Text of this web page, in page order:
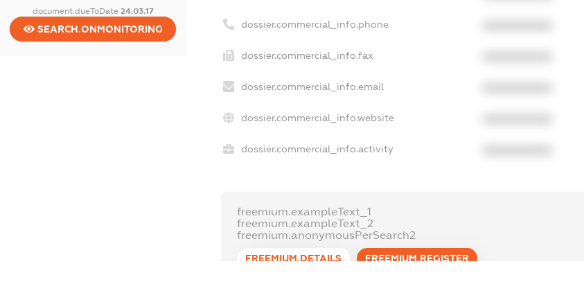
document.dueToDate 24.03.17
SEARCH.ONMONITORING dossier.commercial_info.phone
dossier.commercial_info.fax
dossier.commercial_info.email
dossier.commercial_info.website
dossier.commercial_info.activity
freemium.exampleText_1
freemium.exampleText_2
freemium.anonymousPerSearch2
FREEMIUM.DETAILS FREEMIUM.REGISTER